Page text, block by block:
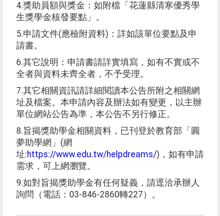
4.獎助員額與獎金：如附檔「花蓮縣清寒優秀學
生獎學金核發要點」。
5.申請文件(應檢附資料) ：詳如該單位要點及申
請書。
6.其它說明：申請書請詳實填寫，如有不實或不
全者與資料未齊全者，不予受理。
7.其它相關資訊請詳細閱讀本公告所附之相關網
址及檔案。本申請內容及辦法如有變更，以主辦
單位網站公告為準，本公告不另行修正。
8.旨揭獎助學金相關資料，已刊登於教育部「圓
夢助學網」 (網
址:https://www.edu.tw/helpdreams/) ，如有申請
需求，可上網瀏覽。
9.如對旨揭獎助學金有任何疑義，請逕洽承辦人
詢問（電話： 03-846-2860轉227 ）。